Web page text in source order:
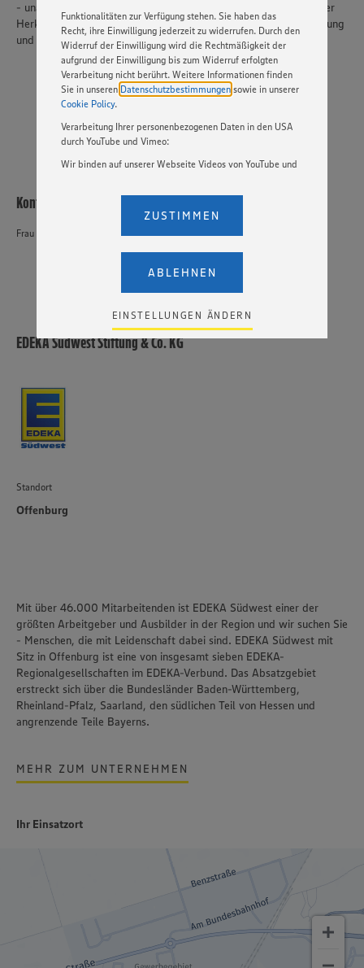
Funktionalitäten zur Verfügung stehen. Sie haben das
Recht, ihre Einwilligung jederzeit zu widerrufen. Durch den
Widerruf der Einwilligung wird die Rechtmäßigkeit der
aufgrund der Einwilligung bis zum Widerruf erfolgten
Verarbeitung nicht berührt. Weitere Informationen finden
Sie in unseren Datenschutzbestimmungen sowie in unserer
Cookie Policy.
Verarbeitung Ihrer personenbezogenen Daten in den USA
durch YouTube und Vimeo:
Wir binden auf unserer Webseite Videos von YouTube und
Einstellungen bezüglich YouTube und Vimeo zu ändern,
ein, dass Ihre Daten (IP-Adresse, Zeitstempel, ggf.
Nutzerverhalten auf unserer Webseite) an die Anbieter der
Dienste YouTube und Vimeo in den USA übermittelt und
dort verarbeitet werden. Der EuGH sieht die USA als Land
angemessenen Datenschutzniveau an. Es besteht das
Risiko eines Zugriffs durch US-amerikanische Behörden.
Zudem wissen wir nicht genau, wie die Anbieter der
genannten Dienste Ihre Daten verarbeiten. Weitere
Informationen zur Nutzung der Dienste finden Sie in
EINSTELLUNGEN ÄNDERN
ABLEHNEN
ZUSTIMMEN
- unabhängig von Geschlecht, Nationalität, ethnischer und sozialer
Herkunft, Behinderung, Religion, Alter sowie sexueller Orientierung
und Identität.
JETZT BEWERBEN
Kontakt
Frau Kathrin Sinn
EDEKA Südwest Stiftung & Co. KG
Standort
Offenburg
Mit über 46.000 Mitarbeitenden ist EDEKA Südwest einer der
größten Arbeitgeber und Ausbilder in der Region und wir suchen Sie
- Menschen, die mit Leidenschaft dabei sind. EDEKA Südwest mit
Sitz in Offenburg ist eine von insgesamt sieben EDEKA-
Regionalgesellschaften im EDEKA-Verbund. Das Absatzgebiet
erstreckt sich über die Bundesländer Baden-Württemberg,
Rheinland-Pfalz, Saarland, den südlichen Teil von Hessen und
angrenzende Teile Bayerns.
MEHR ZUM UNTERNEHMEN
Ihr Einsatzort